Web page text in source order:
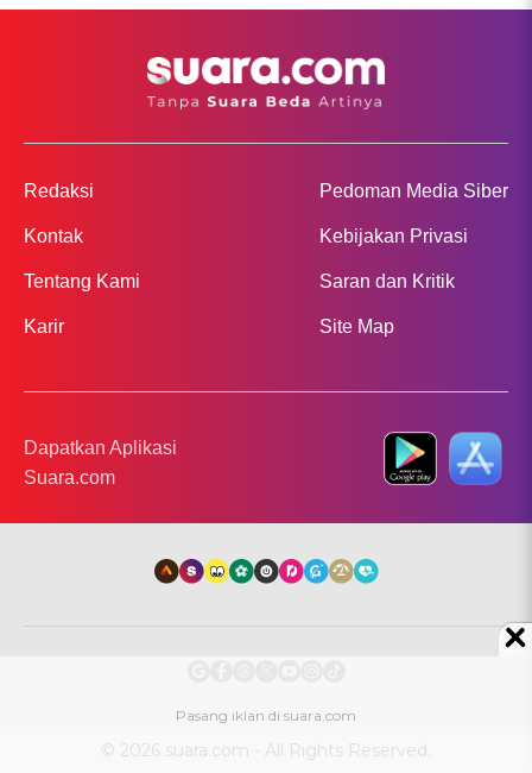
Redaksi
Kontak
Tentang Kami
Karir
Pedoman Media Siber
Kebijakan Privasi
Saran dan Kritik
Site Map
Dapatkan Aplikasi
Suara.com
© 2026 suara.com - All Rights Reserved.